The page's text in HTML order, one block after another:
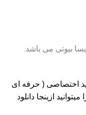
بیوتی می باشد.
اختصاصی ( حرفه ای
ازینجا دانلود